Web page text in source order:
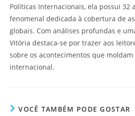
Políticas Internacionais, ela possui 32
fenomenal dedicada à cobertura de
globais. Com análises profundas e
Vitória destaca-se por trazer aos
sobre os acontecimentos que
internacional.
VOCÊ TAMBÉM PODE GOSTAR